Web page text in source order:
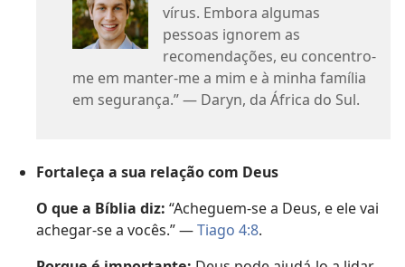
vírus. Embora algumas
pessoas ignorem as
recomendações, eu concentro-
me em manter-me a mim e à minha família
em segurança.” — Daryn, da África do Sul.
Fortaleça a sua relação com Deus
O que a Bíblia diz: “Acheguem-se a Deus, e ele vai
achegar-se a vocês.” —Tiago 4:8.